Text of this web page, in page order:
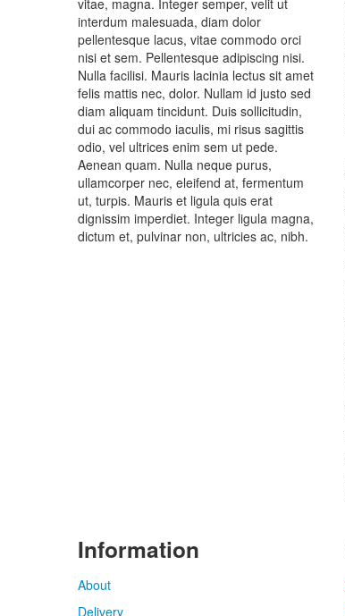
vitae, magna. Integer semper, velit ut
interdum malesuada, diam dolor
pellentesque lacus, vitae commodo orci
nisi et sem. Pellentesque adipiscing nisi.
Nulla facilisi. Mauris lacinia lectus sit amet
felis mattis nec, dolor. Nullam id justo sed
diam aliquam tincidunt. Duis sollicitudin,
dui ac commodo iaculis, mi risus sagittis
odio, vel ultrices enim sem ut pede.
Aenean quam. Nulla neque purus,
ullamcorper nec, eleifend at, fermentum
ut, turpis. Mauris et ligula quis erat
dignissim imperdiet. Integer ligula magna,
dictum et, pulvinar non, ultricies ac, nibh.
Information
About
Delivery